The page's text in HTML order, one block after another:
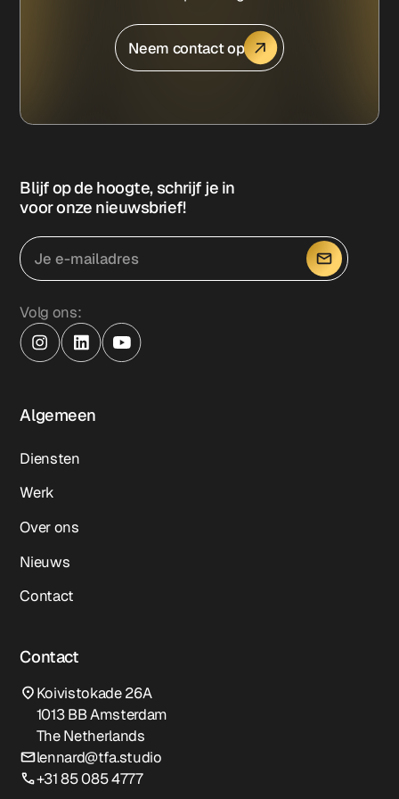
Neem contact op
Blijf op de hoogte, schrijf je in
voor onze nieuwsbrief!
Volg ons:
Algemeen
Diensten
Werk
Over ons
Nieuws
Contact
Contact
Koivistokade 26A
1013 BB Amsterdam
The Netherlands
lennard@tfa.studio
+31 85 085 4777